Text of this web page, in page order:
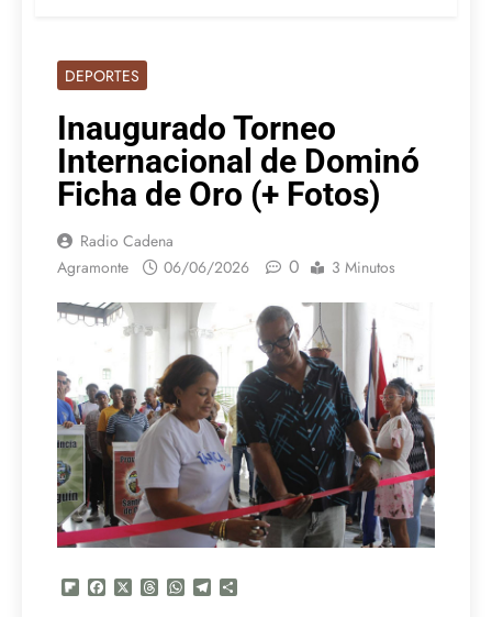
DEPORTES
Inaugurado Torneo
Internacional de Dominó
Ficha de Oro (+ Fotos)
Radio Cadena
Agramonte
06/06/2026 0 3 Minutos
Flipboard
Facebook
X Threads
WhatsApp
Telegram